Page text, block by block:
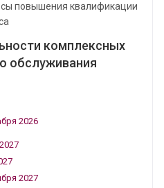
повышения квалификации
комплексных
обслуживания
2026
2027